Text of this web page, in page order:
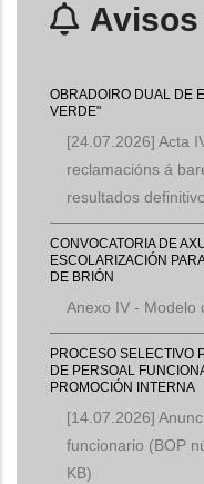
Avisos
OBRADOIRO DUAL DE
VERDE"
[24.07.2026] Acta
reclamacións á
resultados
CONVOCATORIA DE
ESCOLARIZACIÓN
DE BRIÓN
Anexo IV - Modelo
PROCESO SELECTIVO
DE PERSOAL
PROMOCIÓN INTERNA
[14.07.2026]
funcionario (BOP
KB)